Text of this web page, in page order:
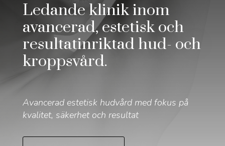
Ledande klinik inom
avancerad, estetisk och
resultatinriktad hud- och
kroppsvård.
Avancerad estetisk hudvård med fokus på
kvalitet, säkerhet och resultat